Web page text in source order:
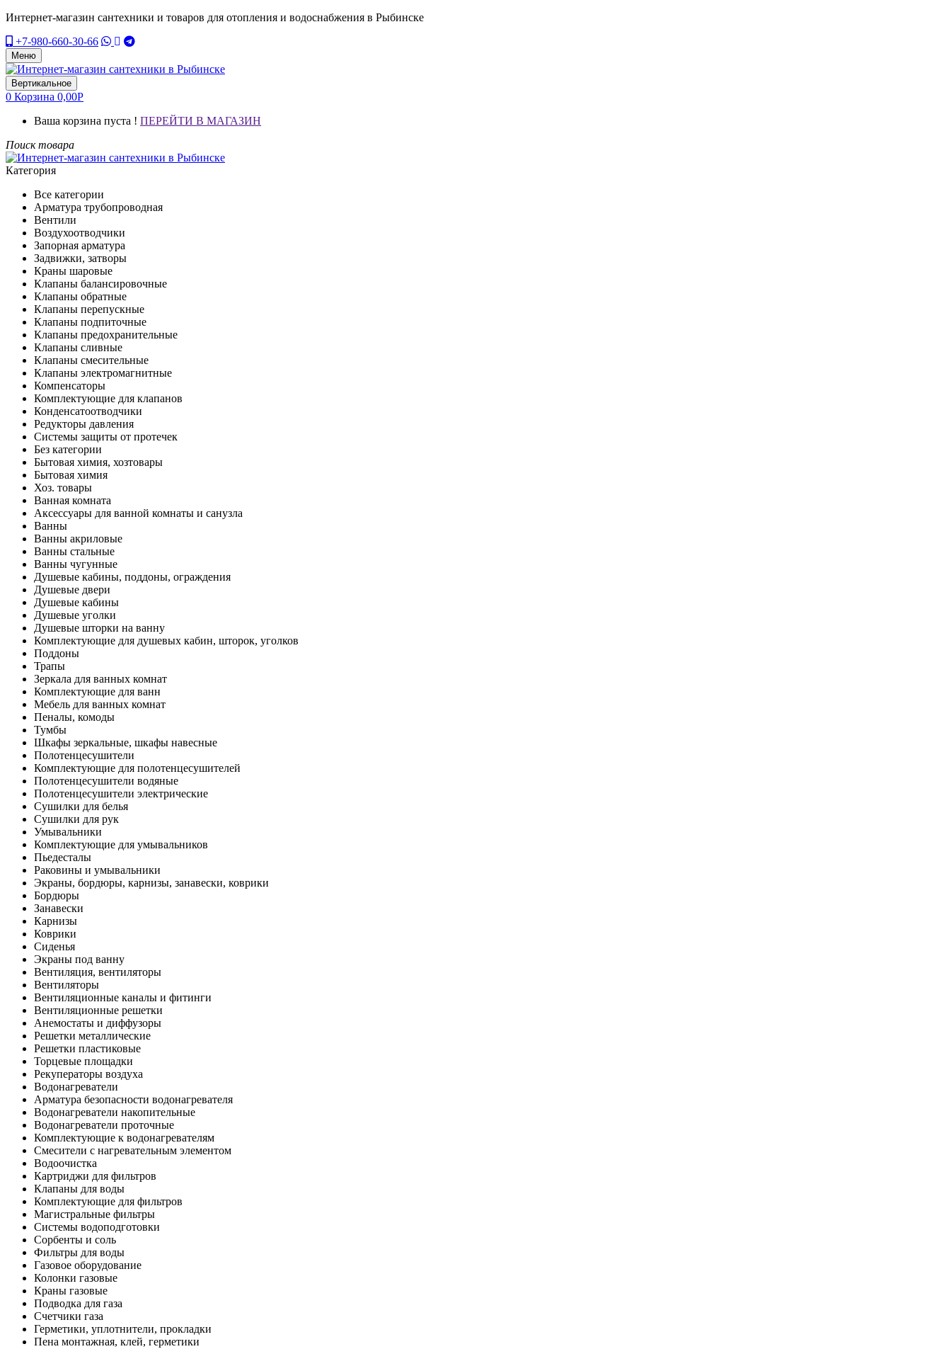
Интернет-магазин сантехники и товаров для отопления и водоснабжения в Рыбинске
+7-980-660-30-66
Меню
Вертикальное
0 Корзина 0,00Р
Ваша корзина пуста ! ПЕРЕЙТИ В МАГАЗИН
Поиск товара
Категория
Все категории
Арматура трубопроводная
Вентили
Воздухоотводчики
Запорная арматура
Задвижки, затворы
Краны шаровые
Клапаны балансировочные
Клапаны обратные
Клапаны перепускные
Клапаны подпиточные
Клапаны предохранительные
Клапаны сливные
Клапаны смесительные
Клапаны электромагнитные
Компенсаторы
Комплектующие для клапанов
Конденсатоотводчики
Редукторы давления
Системы защиты от протечек
Без категории
Бытовая химия, хозтовары
Бытовая химия
Хоз. товары
Ванная комната
Аксессуары для ванной комнаты и санузла
Ванны
Ванны акриловые
Ванны стальные
Ванны чугунные
Душевые кабины, поддоны, ограждения
Душевые двери
Душевые кабины
Душевые уголки
Душевые шторки на ванну
Комплектующие для душевых кабин, шторок, уголков
Поддоны
Трапы
Зеркала для ванных комнат
Комплектующие для ванн
Мебель для ванных комнат
Пеналы, комоды
Тумбы
Шкафы зеркальные, шкафы навесные
Полотенцесушители
Комплектующие для полотенцесушителей
Полотенцесушители водяные
Полотенцесушители электрические
Сушилки для белья
Сушилки для рук
Умывальники
Комплектующие для умывальников
Пьедесталы
Раковины и умывальники
Экраны, бордюры, карнизы, занавески, коврики
Бордюры
Занавески
Карнизы
Коврики
Сиденья
Экраны под ванну
Вентиляция, вентиляторы
Вентиляторы
Вентиляционные каналы и фитинги
Вентиляционные решетки
Анемостаты и диффузоры
Решетки металлические
Решетки пластиковые
Торцевые площадки
Рекуператоры воздуха
Водонагреватели
Арматура безопасности водонагревателя
Водонагреватели накопительные
Водонагреватели проточные
Комплектующие к водонагревателям
Смесители с нагревательным элементом
Водоочистка
Картриджи для фильтров
Клапаны для воды
Комплектующие для фильтров
Магистральные фильтры
Системы водоподготовки
Сорбенты и соль
Фильтры для воды
Газовое оборудование
Колонки газовые
Краны газовые
Подводка для газа
Счетчики газа
Герметики, уплотнители, прокладки
Пена монтажная, клей, герметики